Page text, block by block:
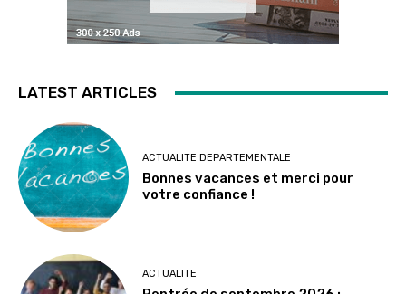
LATEST ARTICLES
ACTUALITE DEPARTEMENTALE
Bonnes vacances et merci pour
votre confiance !
ACTUALITE